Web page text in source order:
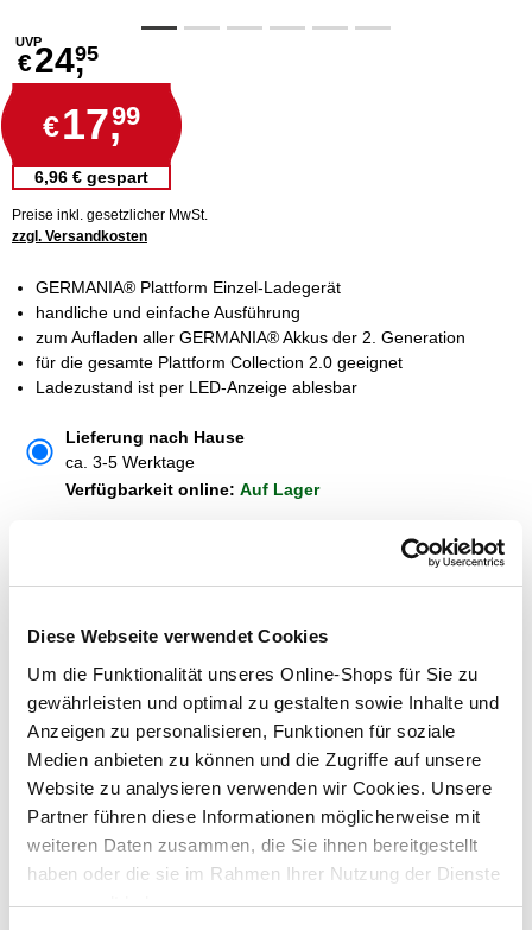
Diese Webseite verwendet Cookies
Um die Funktionalität unseres Online-Shops für Sie zu
gewährleisten und optimal zu gestalten sowie Inhalte und
Anzeigen zu personalisieren, Funktionen für soziale
Medien anbieten zu können und die Zugriffe auf unsere
Website zu analysieren verwenden wir Cookies. Unsere
Partner führen diese Informationen möglicherweise mit
weiteren Daten zusammen, die Sie ihnen bereitgestellt
haben oder die sie im Rahmen Ihrer Nutzung der Dienste
gesammelt haben.
UVP
€24,95
€17,99
6,96 € gespart
Preise inkl. gesetzlicher MwSt.
zzgl. Versandkosten
GERMANIA® Plattform Einzel-Ladegerät
handliche und einfache Ausführung
zum Aufladen aller GERMANIA® Akkus der 2. Generation
für die gesamte Plattform Collection 2.0 geeignet
Ladezustand ist per LED-Anzeige ablesbar
Lieferung nach Hause
ca. 3-5 Werktage
Verfügbarkeit online: Auf Lager
Um Abholung im Markt nutzen zu können, wähle zunächst
einen Markt
Jetzt prüfen und Markt auswählen
Menge
In den Warenkorb
Merken
ZUBEHÖR UND PASSENDE ARTIKEL: